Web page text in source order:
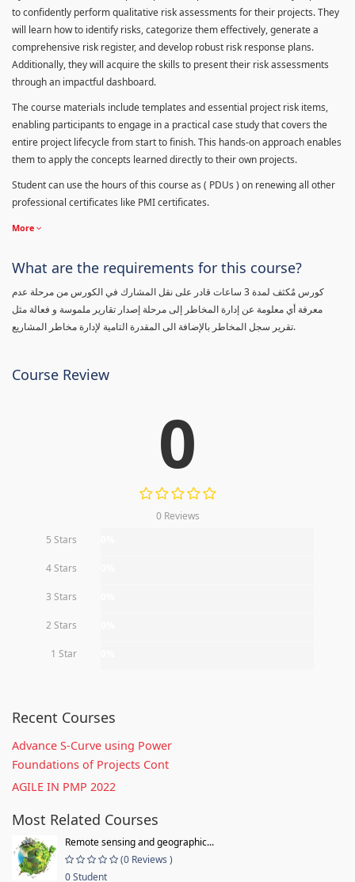
to confidently perform qualitative risk assessments for their projects. They
will learn how to identify risks, categorize them effectively, generate a
comprehensive risk register, and develop robust risk response plans.
Additionally, they will acquire the skills to present their risk assessments
through an impactful dashboard.
The course materials include templates and essential project risk items,
enabling participants to engage in a practical case study that covers the
entire project lifecycle from start to finish. This hands-on approach enables
them to apply the concepts learned directly to their own projects.
Student can use the hours of this course as ( PDUs ) on renewing all other
professional certificates like PMI certificates.
More
What are the requirements for this course?
كورس مٌكثف لمدة 3 ساعات قادر على نقل المشارك في الكورس من مرحلة عدم
معرفة أي معلومة عن إدارة المخاطر إلى مرحلة إصدار تقارير ملموسة و فعالة مثل
تقرير سجل المخاطر بالإضافة الى المقدرة التامية لإدارة مخاطر المشاريع.
Course Review
0
0 Reviews
5 Stars
4 Stars
3 Stars
2 Stars
1 Star
Recent Courses
Advance S-Curve using Power
Foundations of Projects Cont
AGILE IN PMP 2022
Most Related Courses
Remote sensing and geographic...
(0 Reviews )
0 Student